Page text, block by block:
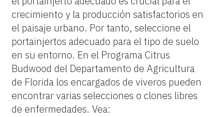
crecimiento y la producción satisfactorios en
el paisaje urbano. Por tanto, seleccione el
portainjertos adecuado para el tipo de suelo
en su entorno. En el Programa Citrus
Budwood del Departamento de Agricultura
de Florida los encargados de viveros pueden
encontrar varias selecciones o clones libres
de enfermedades. Vea: